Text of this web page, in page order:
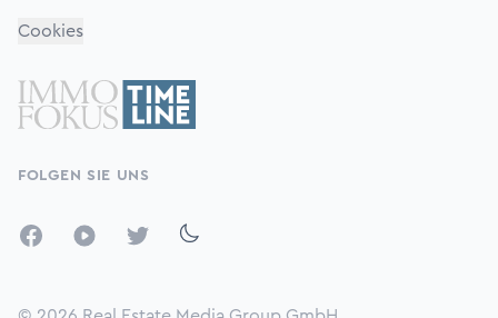
Cookies
FOLGEN SIE UNS
FacebookYouTubeTwitter